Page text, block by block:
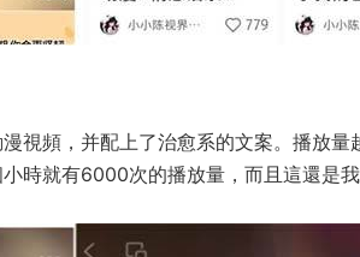
視頻，并配上了治愈系的文案。播放
時就有6000次的播放量，而且這還是